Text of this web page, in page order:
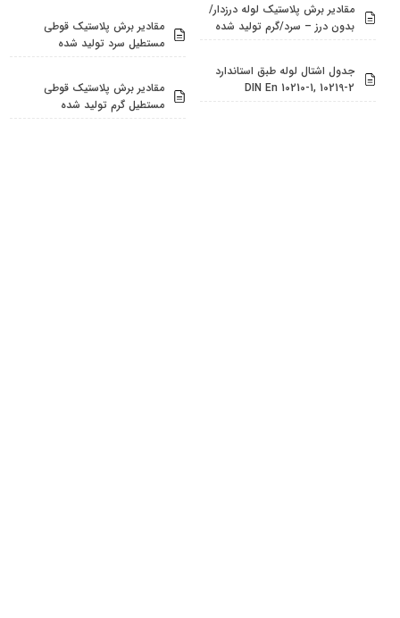
مقادیر برش پلاستیک لوله درزدار/
بدون درز – سرد/گرم تولید شده
جدول اشتال لوله طبق استاندارد
DIN En 10210-1, 10219-2
مقادیر برش پلاستیک قوطی
مستطیل سرد تولید شده
مقادیر برش پلاستیک قوطی
مستطیل گرم تولید شده